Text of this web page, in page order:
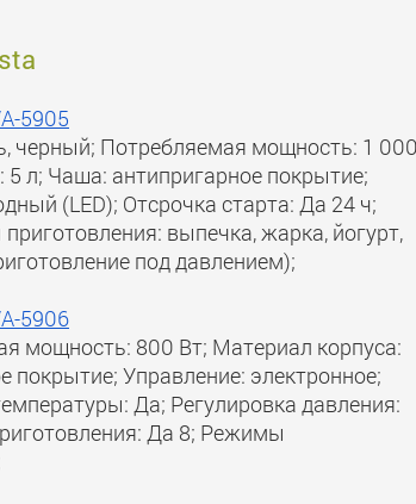
5905
черный; Потребляемая мощность: 1
л; Чаша: антипригарное покрытие;
(LED); Отсрочка старта: Да 24 ч;
выпечка, жарка, йогурт,
под давлением);
5906
мощность: 800 Вт; Материал корпуса:
Управление: электронное;
Да; Регулировка давления:
Да 8; Режимы